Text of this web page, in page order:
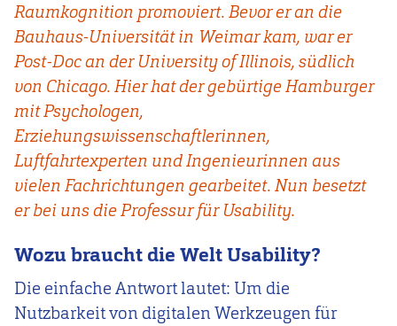
Raumkognition promoviert. Bevor er an die
Bauhaus-Universität in Weimar kam, war er
Post-Doc an der University of Illinois, südlich
von Chicago. Hier hat der gebürtige Hamburger
mit Psychologen,
Erziehungswissenschaftlerinnen,
Luftfahrtexperten und Ingenieurinnen aus
vielen Fachrichtungen gearbeitet. Nun besetzt
er bei uns die Professur für Usability.
Wozu braucht die Welt Usability?
Die einfache Antwort lautet: Um die
Nutzbarkeit von digitalen Werkzeugen für